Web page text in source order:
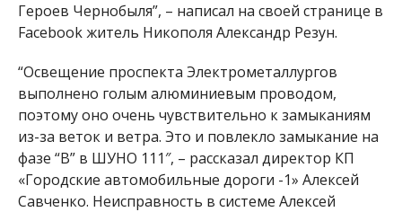
Героев Чернобыля”, – написал на своей странице в
Facebook житель Никополя Александр Резун.
“Освещение проспекта Электрометаллургов
выполнено голым алюминиевым проводом,
поэтому оно очень чувствительно к замыканиям
из-за веток и ветра. Это и повлекло замыкание на
фазе “В” в ШУНО 111″, – рассказал директор КП
«Городские автомобильные дороги -1» Алексей
Савченко. Неисправность в системе Алексей